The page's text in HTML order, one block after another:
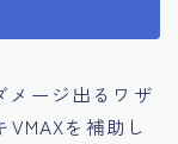
メージ出るワザ
を補助し